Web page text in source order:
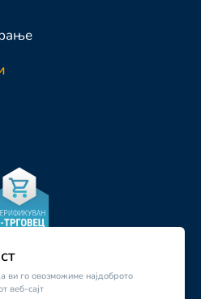
ви го овозможиме најдоброто
веб-сајт